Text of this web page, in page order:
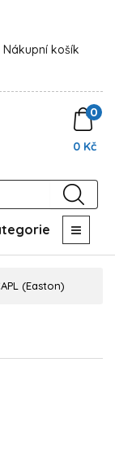
Nákupní košík
0
0 Kč
(Easton)